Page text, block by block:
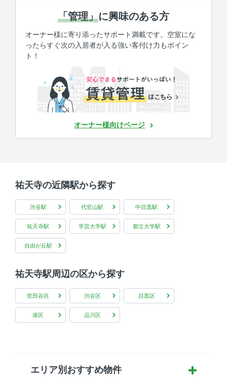
「管理」に興味のある方
オーナー様に寄り添ったサポート満載です。空室にな
ったらすぐ次の入居者が入る強い客付け力もポイン
ト！
オーナー様向けページ
祐天寺の近隣駅から探す
渋谷駅 代官山駅 中目黒駅
祐天寺駅 学芸大学駅 都立大学駅
自由が丘駅
祐天寺駅周辺の区から探す
世田谷区 渋谷区 目黒区
港区 品川区
エリア別おすすめ物件